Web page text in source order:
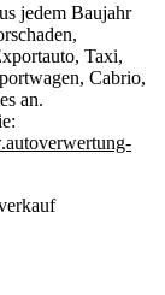
jedem Baujahr
Taxi,
Cabrio,
an.